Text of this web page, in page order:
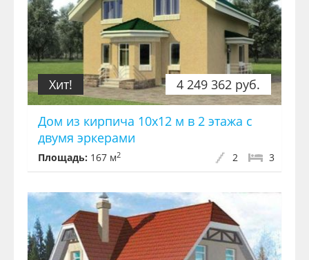
4 249 362 руб.
Хит!
Дом из кирпича 10х12 м в 2 этажа с
двумя эркерами
Площадь: 167 м2 3
2